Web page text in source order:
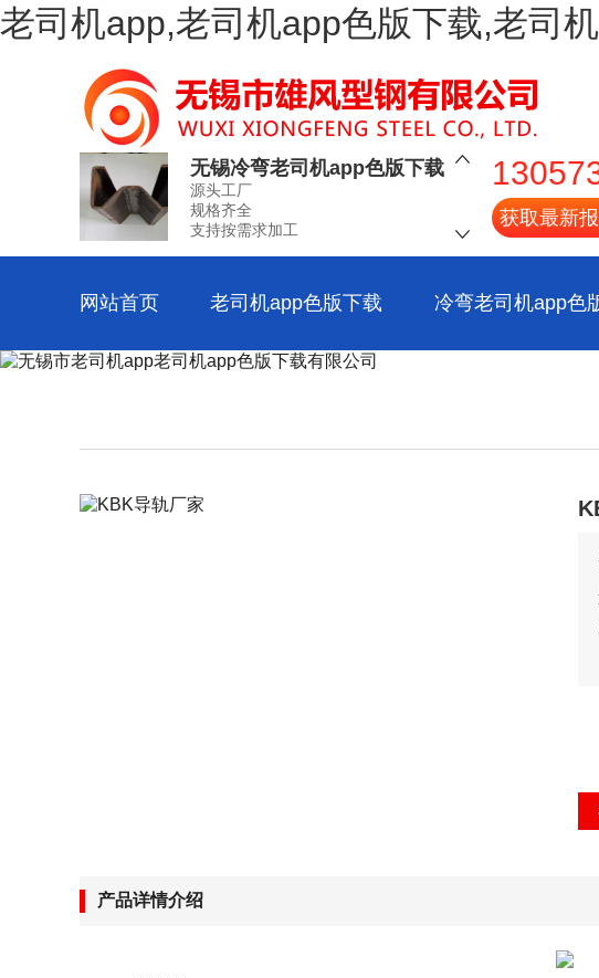
老司机app,老司机app色版下载,老司
空心老司机app色版下载
源头工厂
规格齐全
支持按需求加工
无锡冷弯老司机app色版下载
源头工厂
规格齐全
支持按需求加工
工业冷弯老司机app色版下载
规格齐全
支持按需求加工
源头工厂
源头工厂
支持按需求加工
空心老司机app色版下载
获取最新
网站首页 老司机app色版下载 冷弯老司机app色
产品详情介绍